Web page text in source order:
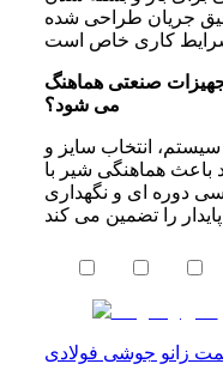
جریان طراحی شده‌
فولادی کلاس 150 با تجهیزات صنعتی هماهنگ
می‌ شود؟
سیستم، انتخاب سایز و
باعث هماهنگی شیر با
دوره‌ ای و نگهداری
زانو جوشی فولادی